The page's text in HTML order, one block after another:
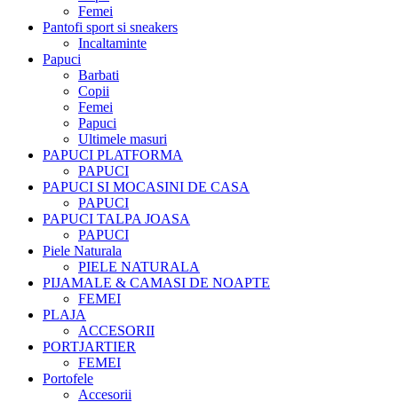
Femei
Pantofi sport si sneakers
Incaltaminte
Papuci
Barbati
Copii
Femei
Papuci
Ultimele masuri
PAPUCI PLATFORMA
PAPUCI
PAPUCI SI MOCASINI DE CASA
PAPUCI
PAPUCI TALPA JOASA
PAPUCI
Piele Naturala
PIELE NATURALA
PIJAMALE & CAMASI DE NOAPTE
FEMEI
PLAJA
ACCESORII
PORTJARTIER
FEMEI
Portofele
Accesorii